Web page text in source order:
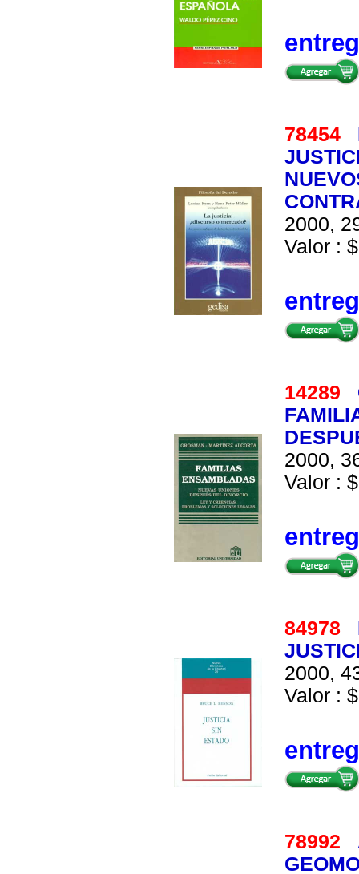
78454
2000,
Valor :
14289
2000,
Valor :
84978
2000,
Valor :
78992